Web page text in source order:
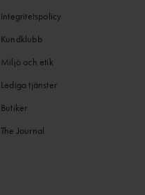
Integritetspolicy
Kundklubb
Miljö och etik
Lediga tjänster
Butiker
The Journal